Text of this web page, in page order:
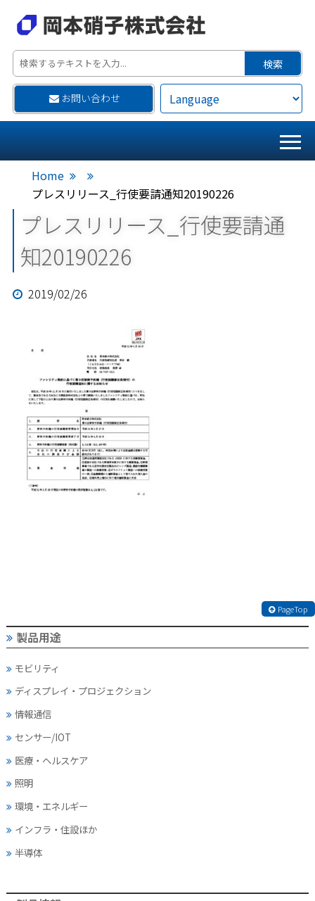
お問い合わせ
Home
プレスリリース_行使要請通知20190226
プレスリリース_行使要請通
知20190226
2019/02/26
PageTop
製品用途
モビリティ
ディスプレイ・ プロジェクション
情報通信
センサー/IOT
医療・ヘルスケア
照明
環境・エネルギー
インフラ・住設ほか
半導体